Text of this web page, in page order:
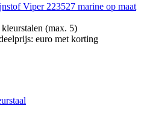
Viper 223527 marine op maat
(max. 5)
euro met korting